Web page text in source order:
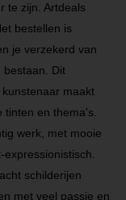
te zijn. Artdeals
bestellen is
je verzekerd van
bestaan. Dit
maakt
en thema's.
werk, met mooie
schilderijen
met veel passie en